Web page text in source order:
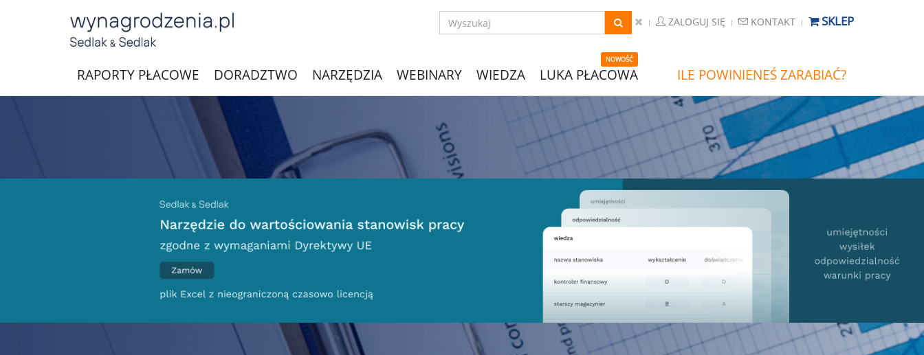
ZALOGUJ SIĘ KONTAKT SKLEP
RAPORTY PŁACOWE DORADZTWO NARZĘDZIA WEBINARY WIEDZA
NOWOŚĆ
LUKA PŁACOWA ILE POWINIENEŚ ZARABIAĆ?